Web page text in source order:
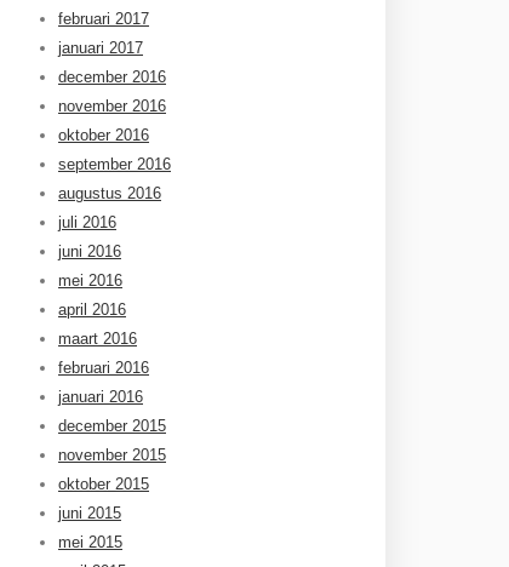
februari 2017
januari 2017
december 2016
november 2016
oktober 2016
september 2016
augustus 2016
juli 2016
juni 2016
mei 2016
april 2016
maart 2016
februari 2016
januari 2016
december 2015
november 2015
oktober 2015
juni 2015
mei 2015